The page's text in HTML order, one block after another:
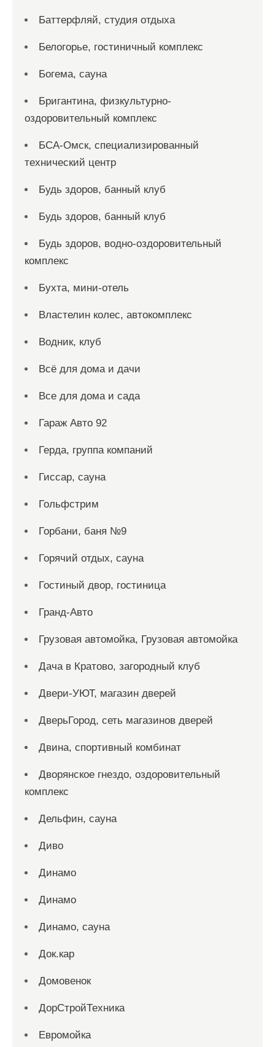
Баттерфляй, студия отдыха
Белогорье, гостиничный комплекс
Богема, сауна
Бригантина, физкультурно-
оздоровительный комплекс
БСА-Омск, специализированный
технический центр
Будь здоров, банный клуб
Будь здоров, банный клуб
Будь здоров, водно-оздоровительный
комплекс
Бухта, мини-отель
Властелин колес, автокомплекс
Водник, клуб
Всё для дома и дачи
Все для дома и сада
Гараж Авто 92
Герда, группа компаний
Гиссар, сауна
Гольфстрим
Горбани, баня №9
Горячий отдых, сауна
Гостиный двор, гостиница
Гранд-Авто
Грузовая автомойка, Грузовая автомойка
Дача в Кратово, загородный клуб
Двери-УЮТ, магазин дверей
ДверьГород, сеть магазинов дверей
Двина, спортивный комбинат
Дворянское гнездо, оздоровительный
комплекс
Дельфин, сауна
Диво
Динамо
Динамо
Динамо, сауна
Док.кар
Домовенок
ДорСтройТехника
Евромойка